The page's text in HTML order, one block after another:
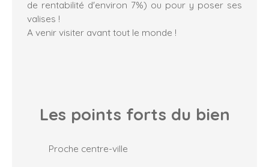
de rentabilité d'environ 7%) ou pour y poser ses
valises !
A venir visiter avant tout le monde !
Les points forts du bien
Proche centre-ville